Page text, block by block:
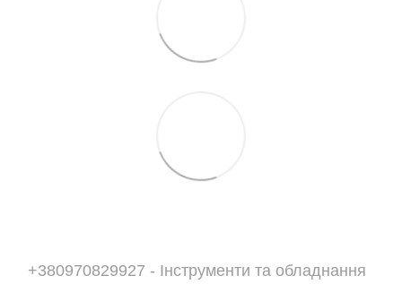
+380970829927 - Інструменти та обладнання